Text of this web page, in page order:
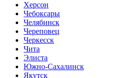
Херсон
Чебоксары
Челябинск
Череповец
Черкесск
Чита
Элиста
Южно-Сахалинск
Якутск